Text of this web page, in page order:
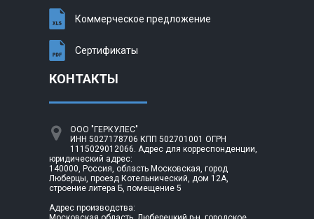
Коммерческое предложение
Сертификаты
КОНТАКТЫ
ООО "ГЕРКУЛЕС"
ИНН 5027178706 КПП 502701001 ОГРН
1115029012066. Адрес для корреспонденции,
юридический адрес:
140000, Россия, область Московская, город
Люберцы, проезд Котельнический, дом 12А,
строение литера Б, помещение 5
Адрес производства: